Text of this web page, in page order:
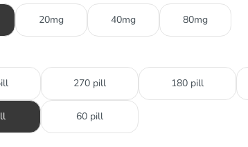
20mg 40mg 80mg
270 pill 180 pill
60 pill